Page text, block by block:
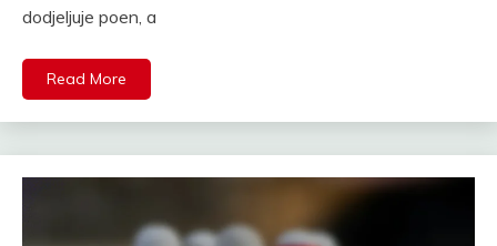
dodjeljuje poen, a
Read More